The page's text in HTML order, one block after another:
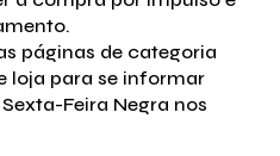
páginas de categoria
loja para se informar
Feira Negra nos